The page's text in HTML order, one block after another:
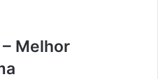
Melhor